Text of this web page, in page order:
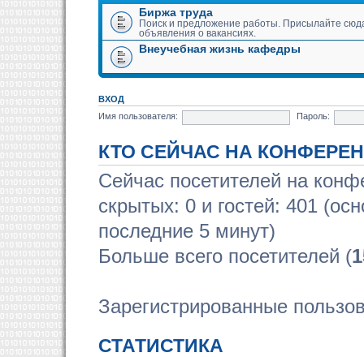
Биржа труда
Поиск и предложение работы. Присылайте
объявления о вакансиях.
Внеучебная жизнь кафедры
ВХОД
Имя пользователя:
Пароль:
КТО СЕЙЧАС НА
Сейчас посетителей на
скрытых: 0 и гостей: 401
последние 5 минут)
Больше всего посетителей (
Зарегистрированные
СТАТИСТИКА